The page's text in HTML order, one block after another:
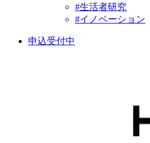
#生活者研究
#イノベーション
申込受付中